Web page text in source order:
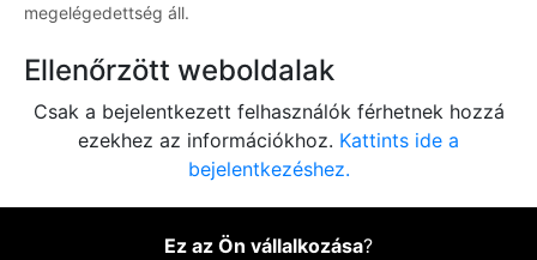
megelégedettség áll.
Ellenőrzött weboldalak
Csak a bejelentkezett felhasználók férhetnek hozzá
ezekhez az információkhoz. Kattints ide a
bejelentkezéshez.
Ez az Ön vállalkozása?